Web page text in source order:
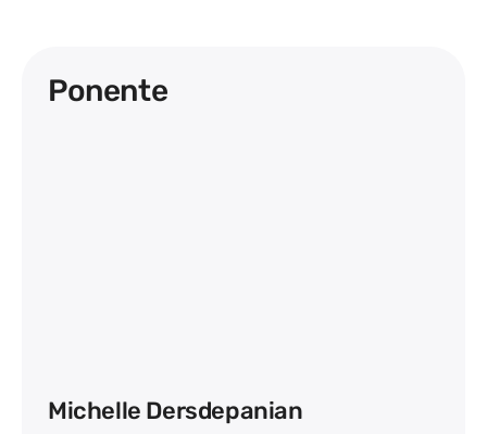
Ponente
Michelle Dersdepanian